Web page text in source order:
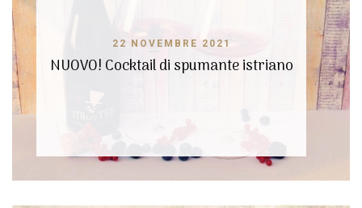
22 NOVEMBRE 2021
NUOVO! Cocktail di spumante istriano